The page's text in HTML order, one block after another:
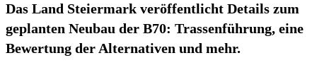
Das Land Steiermark veröffentlicht Details zum
geplanten Neubau der B70: Trassenführung, eine
Bewertung der Alternativen und mehr.